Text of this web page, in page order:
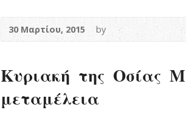
30 Μαρτίου, 2015 by
Κυριακή της Οσίας
μεταμέλεια